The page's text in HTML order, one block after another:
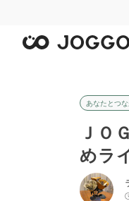
あなたとつ
ＪＯ
めラ